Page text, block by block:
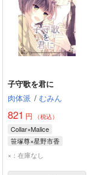
子守歌を君に
肉体派 / むみん
821 円 （税込）
Collar×Malice
笹塚尊×星野市香
笹塚尊
星野市香
×：在庫なし